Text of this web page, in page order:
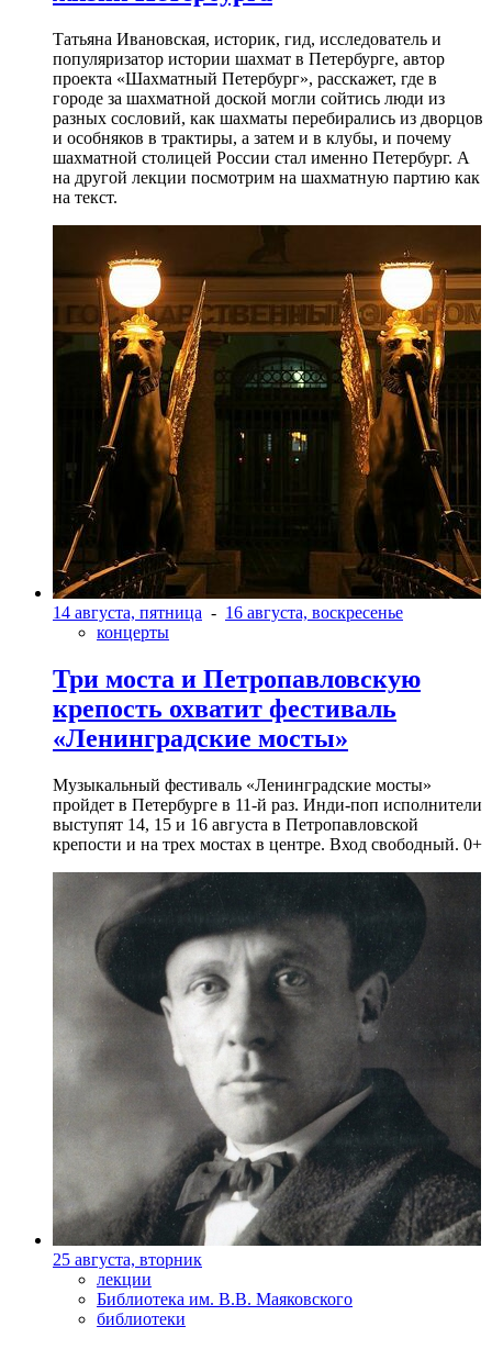
Татьяна Ивановская, историк, гид, исследователь и
популяризатор истории шахмат в Петербурге, автор
проекта «Шахматный Петербург», расскажет, где в
городе за шахматной доской могли сойтись люди из
разных сословий, как шахматы перебирались из дворцов
и особняков в трактиры, а затем и в клубы, и почему
шахматной столицей России стал именно Петербург. А
на другой лекции посмотрим на шахматную партию как
на текст.
14 августа, пятница - 16 августа, воскресенье
концерты
Три моста и Петропавловскую
крепость охватит фестиваль
«Ленинградские мосты»
Музыкальный фестиваль «Ленинградские мосты»
пройдет в Петербурге в 11-й раз. Инди-поп исполнители
выступят 14, 15 и 16 августа в Петропавловской
крепости и на трех мостах в центре. Вход свободный. 0+
25 августа, вторник
лекции
Библиотека им. В.В. Маяковского
библиотеки